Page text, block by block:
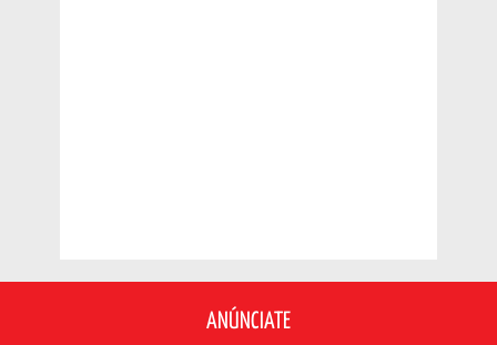
ANÚNCIATE